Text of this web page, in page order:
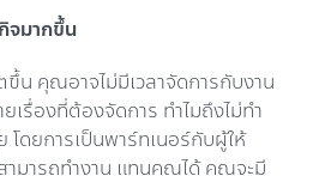
จมากขึ้น
น คุณอาจไม่มีเวลาจัดการกับงาน
เรื่องที่ต้องจัดการ ทำไมถึงไม่ทำ
โดยการเป็นพาร์ทเนอร์กับผู้ให้
มารถทำงาน แทนคุณได้ คุณจะมี